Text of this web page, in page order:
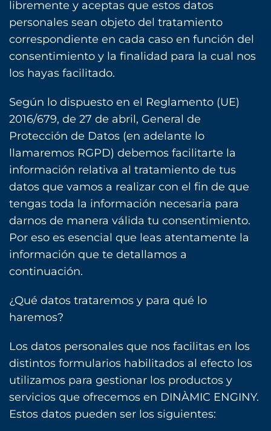
libremente y aceptas que estos datos
personales sean objeto del tratamiento
correspondiente en cada caso en función del
consentimiento y la finalidad para la cual nos
los hayas facilitado.
Según lo dispuesto en el Reglamento (UE)
2016/679, de 27 de abril, General de
Protección de Datos (en adelante lo
llamaremos RGPD) debemos facilitarte la
información relativa al tratamiento de tus
datos que vamos a realizar con el fin de que
tengas toda la información necesaria para
darnos de manera válida tu consentimiento.
Por eso es esencial que leas atentamente la
información que te detallamos a
continuación.
¿Qué datos trataremos y para qué lo
haremos?
Los datos personales que nos facilitas en los
distintos formularios habilitados al efecto los
utilizamos para gestionar los productos y
servicios que ofrecemos en DINÀMIC ENGINY.
Estos datos pueden ser los siguientes: